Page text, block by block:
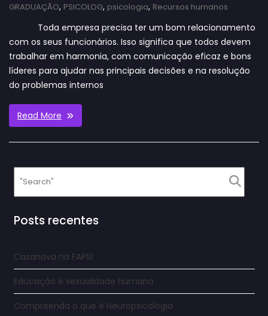
GRADUAÇÃO, PSICOLOG, psicologia, Recursos humanos
Toda empresa precisa ter um bom relacionamento
com os seus funcionários. Isso significa que todos devem
trabalhar em harmonia, com comunicação eficaz e bons
líderes para ajudar nas principais decisões e na resolução
do problemas internos
Read More
Posts recentes
Casanova na FAPSI
Educação e sexualidade humana
Compreenda o que é Neuropsicologia